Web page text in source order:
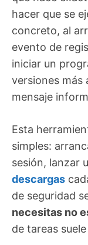
hacer que se
concreto, al
evento de
iniciar un
versiones más
mensaje
Esta
simples:
sesión, lanzar
descargas
de seguridad
necesitas no
de tareas